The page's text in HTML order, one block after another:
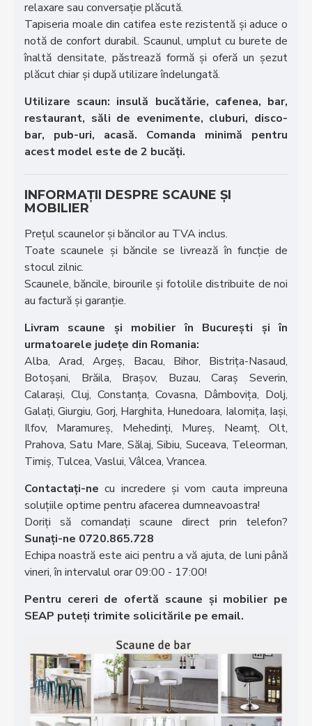
relaxare sau conversație plăcută.
Tapiseria moale din catifea este rezistentă și aduce o
notă de confort durabil. Scaunul, umplut cu burete de
înaltă densitate, păstrează formă și oferă un șezut
plăcut chiar și după utilizare îndelungată.
Utilizare scaun: insulă bucătărie, cafenea, bar,
restaurant, săli de evenimente, cluburi, disco-
bar, pub-uri, acasă. Comanda minimă pentru
acest model este de 2 bucăți.
INFORMAȚII DESPRE SCAUNE ȘI
MOBILIER
Prețul scaunelor și băncilor au TVA inclus.
Toate scaunele și băncile se livrează în funcție de
stocul zilnic.
Scaunele, băncile, birourile și fotolile distribuite de noi
au factură și garanție.
Livram scaune și mobilier în București și în
urmatoarele județe din Romania:
Alba, Arad, Argeș, Bacau, Bihor, Bistrița-Nasaud,
Botoșani, Brăila, Brașov, Buzau, Caraș Severin,
Calarași, Cluj, Constanța, Covasna, Dâmbovița, Dolj,
Galați, Giurgiu, Gorj, Harghita, Hunedoara, Ialomița, Iași,
Ilfov, Maramureș, Mehedinți, Mureș, Neamț, Olt,
Prahova, Satu Mare, Sălaj, Sibiu, Suceava, Teleorman,
Timiș, Tulcea, Vaslui, Vâlcea, Vrancea.
Contactați-ne cu incredere și vom cauta impreuna
soluțiile optime pentru afacerea dumneavoastra!
Doriţi să comandaţi scaune direct prin telefon?
Sunaţi-ne 0720.865.728
Echipa noastră este aici pentru a vă ajuta, de luni până
vineri, în intervalul orar 09:00 - 17:00!
Pentru cereri de ofertă scaune și mobilier pe
SEAP puteți trimite solicitările pe email.